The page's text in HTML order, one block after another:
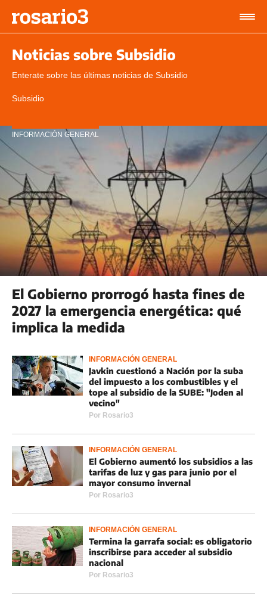
Noticias sobre Subsidio
Enterate sobre las últimas noticias de Subsidio
Subsidio
INFORMACIÓN GENERAL
El Gobierno prorrogó hasta fines de
2027 la emergencia energética: qué
implica la medida
INFORMACIÓN GENERAL
Javkin cuestionó a Nación por la suba
del impuesto a los combustibles y el
tope al subsidio de la SUBE: "Joden al
vecino"
Por Rosario3
INFORMACIÓN GENERAL
El Gobierno aumentó los subsidios a las
tarifas de luz y gas para junio por el
mayor consumo invernal
Por Rosario3
INFORMACIÓN GENERAL
Termina la garrafa social: es obligatorio
inscribirse para acceder al subsidio
nacional
Por Rosario3